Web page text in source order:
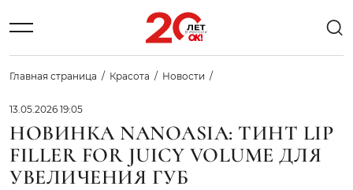
Главная страница Красота Новости
13.05.2026 19:05
НОВИНКА NANOASIA: ТИНТ LIP
FILLER FOR JUICY VOLUME ДЛЯ
УВЕЛИЧЕНИЯ ГУБ